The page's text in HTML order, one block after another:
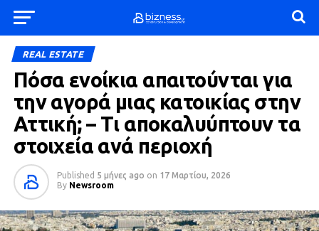
REAL ESTATE
Πόσα ενοίκια απαιτούνται για
την αγορά μιας κατοικίας στην
Αττική; – Τι αποκαλυύπτουν τα
στοιχεία ανά περιοχή
Published 5 μήνες ago on 17 Μαρτίου, 2026
By Newsroom